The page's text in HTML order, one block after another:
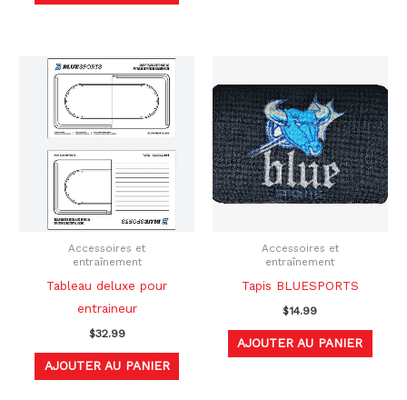
Accessoires et
entraînement
Tableau deluxe pour
entraineur
$32.99
AJOUTER AU PANIER
Accessoires et
entraînement
Tapis BLUESPORTS
$14.99
AJOUTER AU PANIER